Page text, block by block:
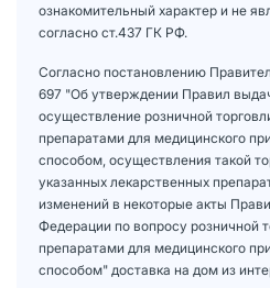
ознакомительный характер и не
согласно ст.437 ГК РФ.
Согласно постановлению
697 "Об утверждении Правил
осуществление розничной
препаратами для медицинского
способом, осуществления такой
указанных лекарственных
изменений в некоторые акты
Федерации по вопросу розничной
препаратами для медицинского
способом" доставка на дом из